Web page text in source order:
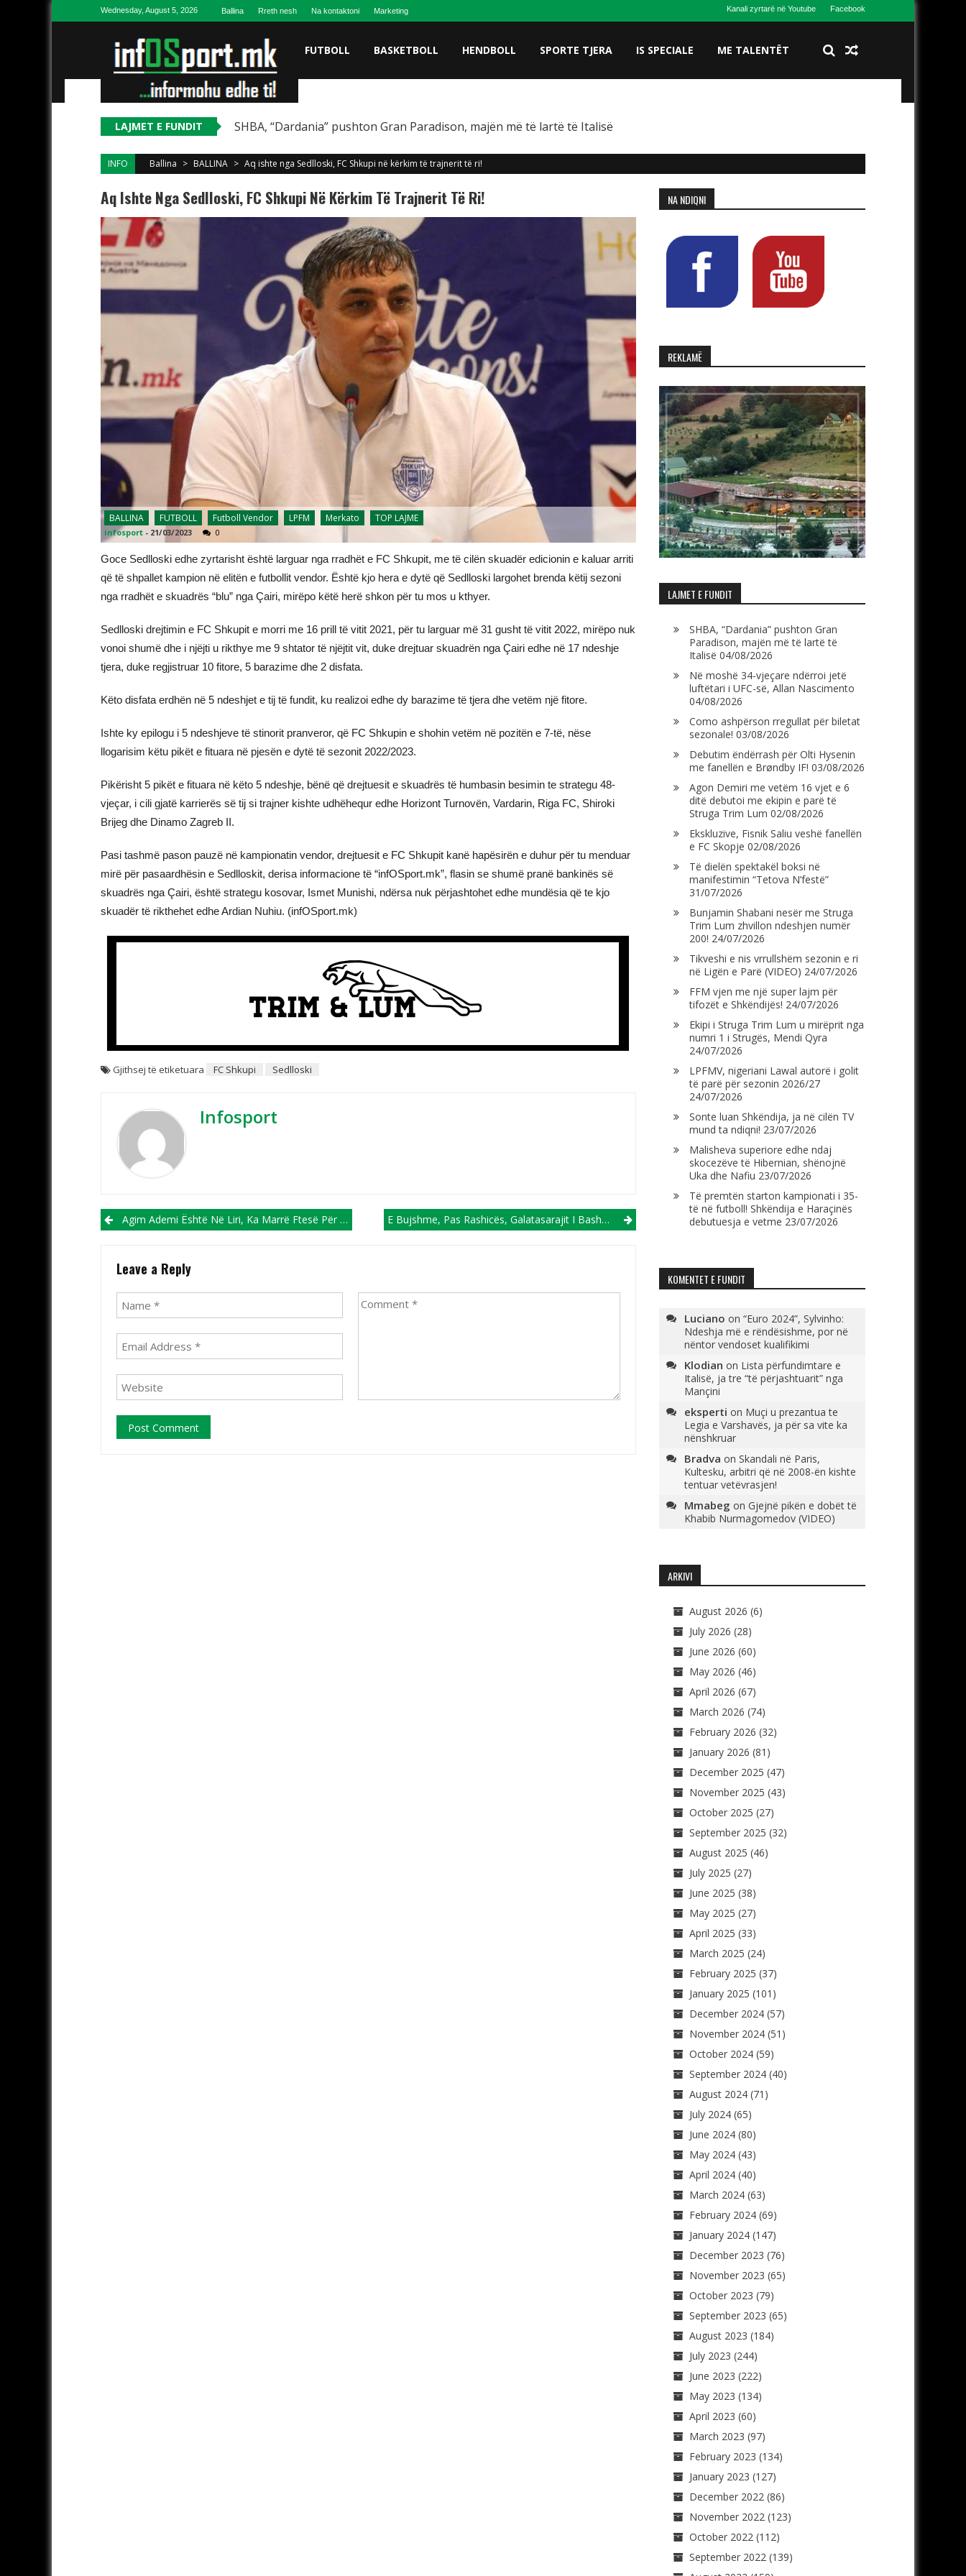
Skip to contentWednesday, August 5, 2026 Ballina Rreth nesh Na kontaktoni Marketing Kanali zyrtarë në Youtube Facebook
FUTBOLL BASKETBOLL HENDBOLL SPORTE TJERA IS SPECIALE ME TALENTËT
LAJMET E FUNDIT SHBA, “Dardania” pushton Gran Paradison, majën më të lartë të Italisë
INFO Ballina > BALLINA > Aq ishte nga Sedlloski, FC Shkupi në kërkim të trajnerit të ri!
Aq Ishte Nga Sedlloski, FC Shkupi Në Kërkim Të Trajnerit Të Ri!
BALLINA FUTBOLL Futboll Vendor LPFM Merkato TOP LAJME
infosport - 21/03/2023 0
Goce Sedlloski edhe zyrtarisht është larguar nga rradhët e FC Shkupit, me të cilën skuadër edicionin e kaluar arriti
që të shpallet kampion në elitën e futbollit vendor. Është kjo hera e dytë që Sedlloski largohet brenda këtij sezoni
nga rradhët e skuadrës “blu” nga Çairi, mirëpo këtë herë shkon për tu mos u kthyer.
Sedlloski drejtimin e FC Shkupit e morri me 16 prill të vitit 2021, për tu larguar më 31 gusht të vitit 2022, mirëpo nuk
vonoi shumë dhe i njëjti u rikthye me 9 shtator të njëjtit vit, duke drejtuar skuadrën nga Çairi edhe në 17 ndeshje
tjera, duke regjistruar 10 fitore, 5 barazime dhe 2 disfata.
Këto disfata erdhën në 5 ndeshjet e tij të fundit, ku realizoi edhe dy barazime të tjera dhe vetëm një fitore.
Ishte ky epilogu i 5 ndeshjeve të stinorit pranveror, që FC Shkupin e shohin vetëm në pozitën e 7-të, nëse
llogarisim këtu pikët e fituara në pjesën e dytë të sezonit 2022/2023.
Pikërisht 5 pikët e fituara në këto 5 ndeshje, bënë që drejtuesit e skuadrës të humbasin besimin te strategu 48-
vjeçar, i cili gjatë karrierës së tij si trajner kishte udhëhequr edhe Horizont Turnovën, Vardarin, Riga FC, Shiroki
Brijeg dhe Dinamo Zagreb II.
Pasi tashmë pason pauzë në kampionatin vendor, drejtuesit e FC Shkupit kanë hapësirën e duhur për tu menduar
mirë për pasaardhësin e Sedlloskit, derisa informacione të “infOSport.mk”, flasin se shumë pranë bankinës së
skuadrës nga Çairi, është strategu kosovar, Ismet Munishi, ndërsa nuk përjashtohet edhe mundësia që te kjo
skuadër të rikthehet edhe Ardian Nuhiu. (infOSport.mk)
Gjithsej të etiketuara FC Shkupi Sedlloski
Infosport
Post navigation
Agim Ademi Është Në Liri, Ka Marrë Ftesë Për Intervistë Në Polici E Bujshme, Pas Rashicës, Galatasarajit I Bashkohet Edhe Një Tetovar!?
Leave a Reply
NA NDIQNI
REKLAMË
LAJMET E FUNDIT
SHBA, “Dardania” pushton Gran
Paradison, majën më të lartë të
Italisë 04/08/2026
Në moshë 34-vjeçare ndërroi jetë
luftëtari i UFC-së, Allan Nascimento
04/08/2026
Como ashpërson rregullat për biletat
sezonale! 03/08/2026
Debutim ëndërrash për Olti Hysenin
me fanellën e Brøndby IF! 03/08/2026
Agon Demiri me vetëm 16 vjet e 6
ditë debutoi me ekipin e parë të
Struga Trim Lum 02/08/2026
Ekskluzive, Fisnik Saliu veshë fanellën
e FC Skopje 02/08/2026
Të dielën spektakël boksi në
manifestimin “Tetova N’festë”
31/07/2026
Bunjamin Shabani nesër me Struga
Trim Lum zhvillon ndeshjen numër
200! 24/07/2026
Tikveshi e nis vrrullshëm sezonin e ri
në Ligën e Parë (VIDEO) 24/07/2026
FFM vjen me një super lajm për
tifozët e Shkëndijës! 24/07/2026
Ekipi i Struga Trim Lum u mirëprit nga
numri 1 i Strugës, Mendi Qyra
24/07/2026
LPFMV, nigeriani Lawal autorë i golit
të parë për sezonin 2026/27
24/07/2026
Sonte luan Shkëndija, ja në cilën TV
mund ta ndiqni! 23/07/2026
Malisheva superiore edhe ndaj
skocezëve të Hibernian, shënojnë
Uka dhe Nafiu 23/07/2026
Të premtën starton kampionati i 35-
të në futboll! Shkëndija e Haraçinës
debutuesja e vetme 23/07/2026
KOMENTET E FUNDIT
Luciano on “Euro 2024”, Sylvinho:
Ndeshja më e rëndësishme, por në
nëntor vendoset kualifikimi
Klodian on Lista përfundimtare e
Italisë, ja tre “të përjashtuarit” nga
Mançini
eksperti on Muçi u prezantua te
Legia e Varshavës, ja për sa vite ka
nënshkruar
Bradva on Skandali në Paris,
Kultesku, arbitri që në 2008-ën kishte
tentuar vetëvrasjen!
Mmabeg on Gjejnë pikën e dobët të
Khabib Nurmagomedov (VIDEO)
ARKIVI
August 2026 (6)
July 2026 (28)
June 2026 (60)
May 2026 (46)
April 2026 (67)
March 2026 (74)
February 2026 (32)
January 2026 (81)
December 2025 (47)
November 2025 (43)
October 2025 (27)
September 2025 (32)
August 2025 (46)
July 2025 (27)
June 2025 (38)
May 2025 (27)
April 2025 (33)
March 2025 (24)
February 2025 (37)
January 2025 (101)
December 2024(57)
November 2024(51)
October 2024(59)
September 2024(40)
August 2024(71)
July 2024(65)
June 2024(80)
May 2024(43)
April 2024(40)
March 2024(63)
February 2024(69)
January 2024(147)
December 2023 (76)
November 2023 (65)
October 2023 (79)
September 2023 (65)
August 2023 (184)
July 2023 (244)
June 2023 (222)
May 2023 (134)
April 2023 (60)
March 2023 (97)
February 2023 (134)
January 2023 (127)
December 2022(86)
November 2022(123)
October 2022(112)
September 2022(139)